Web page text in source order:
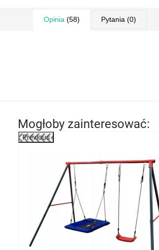
Opinia (58) Pytania (0)
Mogłoby zainteresować:
Previous